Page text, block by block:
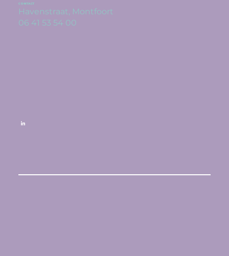
CONTACT
Havenstraat, Montfoort
06 41 53 54 00